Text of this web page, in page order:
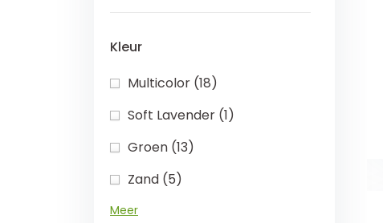
Kleur
Multicolor (18)
Soft Lavender (1)
Groen (13)
Zand (5)
Meer